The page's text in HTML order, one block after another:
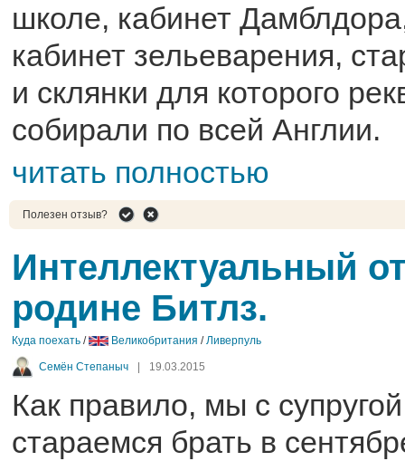
школе, кабинет
кабинет зельеварения,
и склянки для которого
собирали по всей Англии.
читать полностью
Полезен отзыв?
Интеллектуальный
родине Битлз.
Куда поехать / Великобритания /Ливерпуль
Семён Степаныч 19.03.2015
Как правило, мы с
стараемся брать в